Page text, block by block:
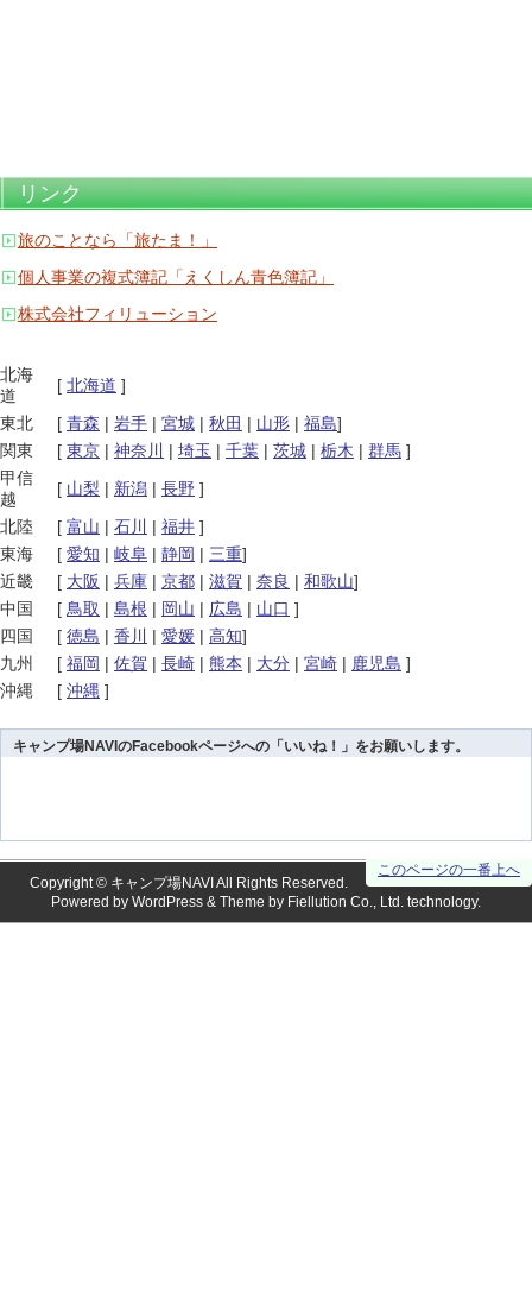
リンク
旅のことなら「旅たま！」
個人事業の複式簿記「えくしん青色簿記」
株式会社フィリューション
北海
道
[ 北海道 ]
東北
[ 青森 | 岩手 | 宮城 | 秋田 | 山形 | 福島]
関東
[ 東京 | 神奈川 | 埼玉 | 千葉 | 茨城 | 栃木 | 群馬 ]
甲信
越
[ 山梨 | 新潟 | 長野 ]
北陸
[ 富山 | 石川 | 福井 ]
東海
[ 愛知 | 岐阜 | 静岡 | 三重]
近畿
[ 大阪 | 兵庫 | 京都 | 滋賀 | 奈良 | 和歌山]
中国
[ 鳥取 | 島根 | 岡山 | 広島 | 山口 ]
四国
[ 徳島 | 香川 | 愛媛 | 高知]
九州
[ 福岡 | 佐賀 | 長崎 | 熊本 | 大分 | 宮崎 | 鹿児島 ]
沖縄
[ 沖縄 ]
キャンプ場NAVIのFacebookページへの「いいね！」をお願いします。
このページの一番上へ
Copyright © キャンプ場NAVI All Rights Reserved.
Powered by WordPress & Theme by Fiellution Co., Ltd. technology.